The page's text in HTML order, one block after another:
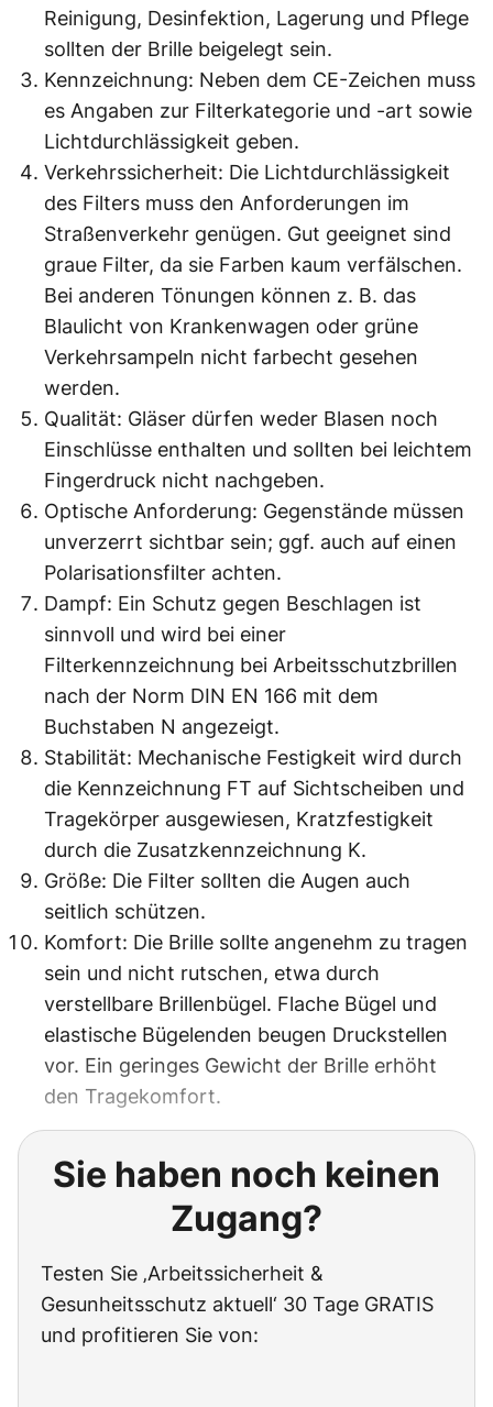
Reinigung, Desinfektion, Lagerung und Pflege
sollten der Brille beigelegt sein.
Kennzeichnung: Neben dem CE-Zeichen muss
es Angaben zur Filterkategorie und -art sowie
Lichtdurchlässigkeit geben.
Verkehrssicherheit: Die Lichtdurchlässigkeit
des Filters muss den Anforderungen im
Straßenverkehr genügen. Gut geeignet sind
graue Filter, da sie Farben kaum verfälschen.
Bei anderen Tönungen können z. B. das
Blaulicht von Krankenwagen oder grüne
Verkehrsampeln nicht farbecht gesehen
werden.
Qualität: Gläser dürfen weder Blasen noch
Einschlüsse enthalten und sollten bei leichtem
Fingerdruck nicht nachgeben.
Optische Anforderung: Gegenstände müssen
unverzerrt sichtbar sein; ggf. auch auf einen
Polarisationsfilter achten.
Dampf: Ein Schutz gegen Beschlagen ist
sinnvoll und wird bei einer
Filterkennzeichnung bei Arbeitsschutzbrillen
nach der Norm DIN EN 166 mit dem
Buchstaben N angezeigt.
Stabilität: Mechanische Festigkeit wird durch
die Kennzeichnung FT auf Sichtscheiben und
Tragekörper ausgewiesen, Kratzfestigkeit
durch die Zusatzkennzeichnung K.
Größe: Die Filter sollten die Augen auch
seitlich schützen.
Komfort: Die Brille sollte angenehm zu tragen
sein und nicht rutschen, etwa durch
verstellbare Brillenbügel. Flache Bügel und
elastische Bügelenden beugen Druckstellen
vor. Ein geringes Gewicht der Brille erhöht
den Tragekomfort.
Sie haben noch keinen
Zugang?
Testen Sie ‚Arbeitssicherheit &
Gesunheitsschutz aktuell‘ 30 Tage GRATIS
und profitieren Sie von: